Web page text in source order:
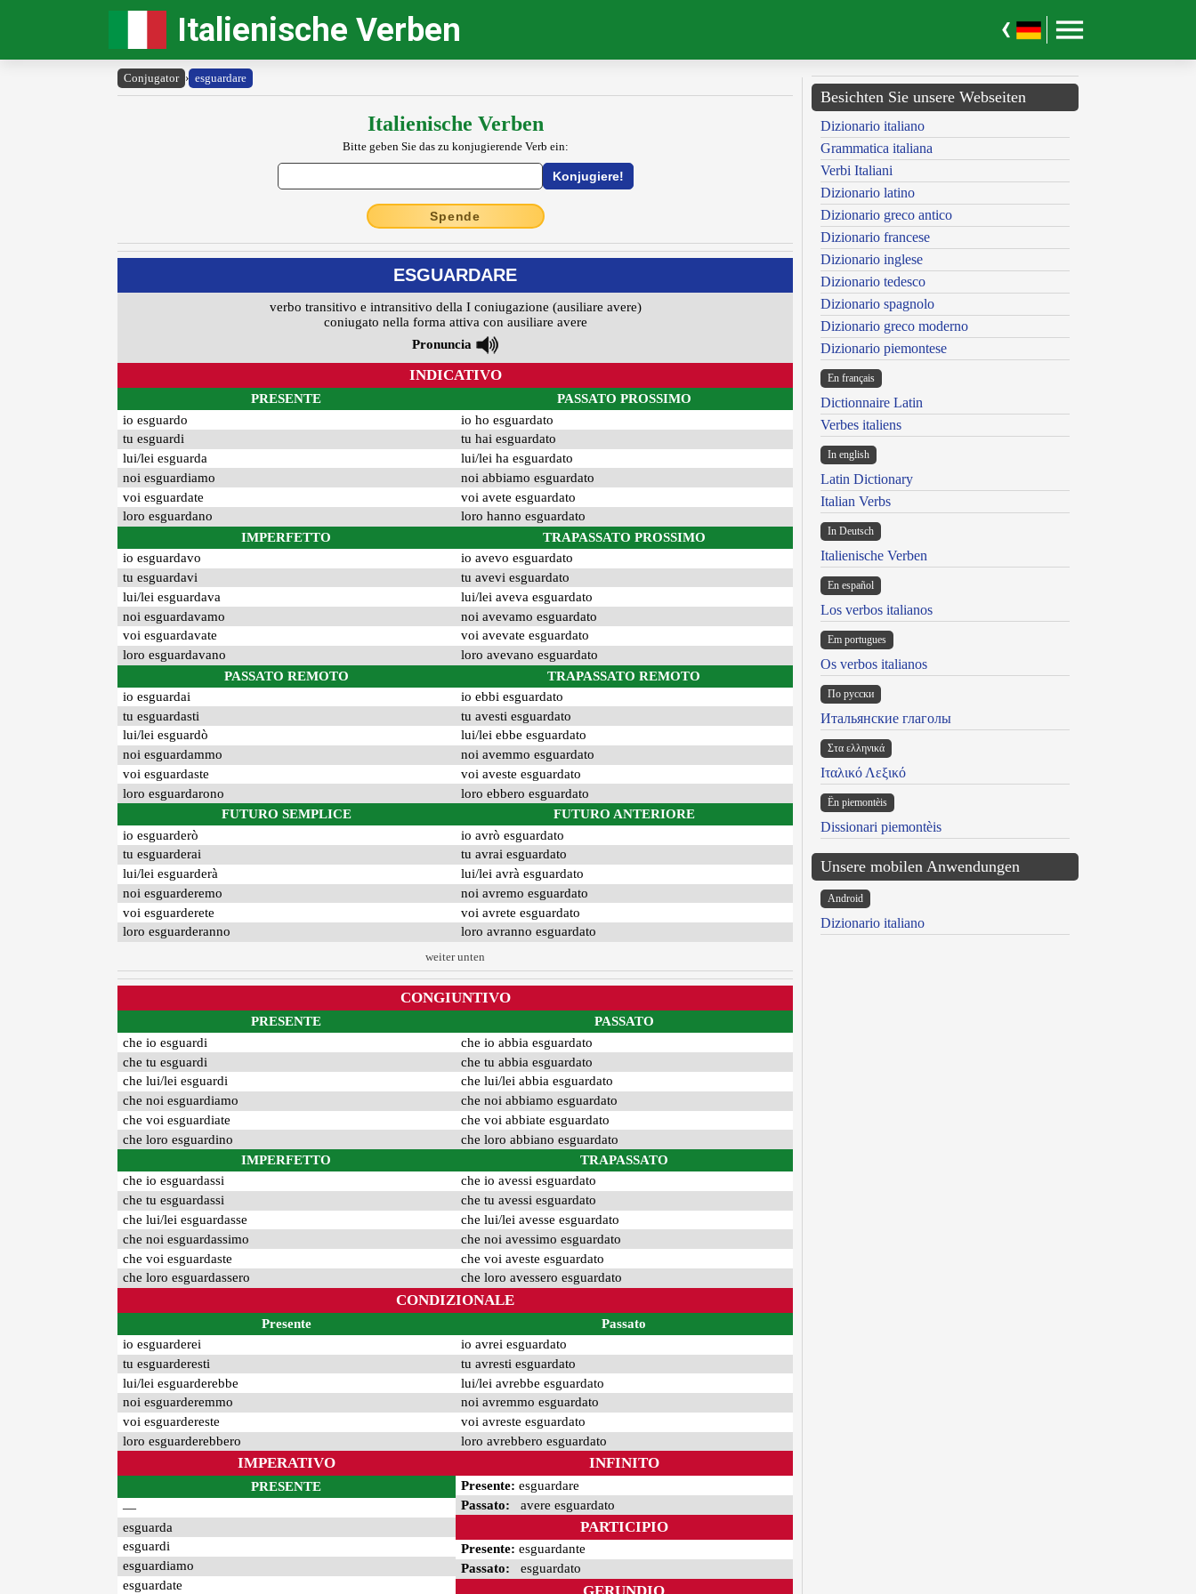
Italienische Verben
Conjugator › esguardare
Italienische Verben
Bitte geben Sie das zu konjugierende Verb ein:
Spende
ESGUARDARE
verbo transitivo e intransitivo della I coniugazione (ausiliare avere)
coniugato nella forma attiva con ausiliare avere
Pronuncia
INDICATIVO
PRESENTE
io esguardo
tu esguardi
lui/lei esguarda
noi esguardiamo
voi esguardate
loro esguardano
IMPERFETTO
io esguardavo
tu esguardavi
lui/lei esguardava
noi esguardavamo
voi esguardavate
loro esguardavano
PASSATO REMOTO
io esguardai
tu esguardasti
lui/lei esguardò
noi esguardammo
voi esguardaste
loro esguardarono
FUTURO SEMPLICE
io esguarderò
tu esguarderai
lui/lei esguarderà
noi esguarderemo
voi esguarderete
loro esguarderanno
PASSATO PROSSIMO
io ho esguardato
tu hai esguardato
lui/lei ha esguardato
noi abbiamo esguardato
voi avete esguardato
loro hanno esguardato
TRAPASSATO PROSSIMO
io avevo esguardato
tu avevi esguardato
lui/lei aveva esguardato
noi avevamo esguardato
voi avevate esguardato
loro avevano esguardato
TRAPASSATO REMOTO
io ebbi esguardato
tu avesti esguardato
lui/lei ebbe esguardato
noi avemmo esguardato
voi aveste esguardato
loro ebbero esguardato
FUTURO ANTERIORE
io avrò esguardato
tu avrai esguardato
lui/lei avrà esguardato
noi avremo esguardato
voi avrete esguardato
loro avranno esguardato
weiter unten
CONGIUNTIVO
PRESENTE
che io esguardi
che tu esguardi
che lui/lei esguardi
che noi esguardiamo
che voi esguardiate
che loro esguardino
IMPERFETTO
che io esguardassi
che tu esguardassi
che lui/lei esguardasse
che noi esguardassimo
che voi esguardaste
che loro esguardassero
PASSATO
che io abbia esguardato
che tu abbia esguardato
che lui/lei abbia esguardato
che noi abbiamo esguardato
che voi abbiate esguardato
che loro abbiano esguardato
TRAPASSATO
che io avessi esguardato
che tu avessi esguardato
che lui/lei avesse esguardato
che noi avessimo esguardato
che voi aveste esguardato
che loro avessero esguardato
CONDIZIONALE
Presente
io esguarderei
tu esguarderesti
lui/lei esguarderebbe
noi esguarderemmo
voi esguardereste
loro esguarderebbero
Passato
io avrei esguardato
tu avresti esguardato
lui/lei avrebbe esguardato
noi avremmo esguardato
voi avreste esguardato
loro avrebbero esguardato
IMPERATIVO
PRESENTE
—
esguarda
esguardi
esguardiamo
esguardate
INFINITO
Presente: esguardare
Passato: avere esguardato
PARTICIPIO
Presente: esguardante
Passato: esguardato
GERUNDIO
Besichten Sie unsere Webseiten
Dizionario italiano
Grammatica italiana
Verbi Italiani
Dizionario latino
Dizionario greco antico
Dizionario francese
Dizionario inglese
Dizionario tedesco
Dizionario spagnolo
Dizionario greco moderno
Dizionario piemontese
En français
Dictionnaire Latin
Verbes italiens
In english
Latin Dictionary
Italian Verbs
In Deutsch
Italienische Verben
En español
Los verbos italianos
Em portugues
Os verbos italianos
По русски
Итальянские глаголы
Στα ελληνικά
Ιταλικό Λεξικό
Ën piemontèis
Dissionari piemontèis
Unsere mobilen Anwendungen
Android
Dizionario italiano